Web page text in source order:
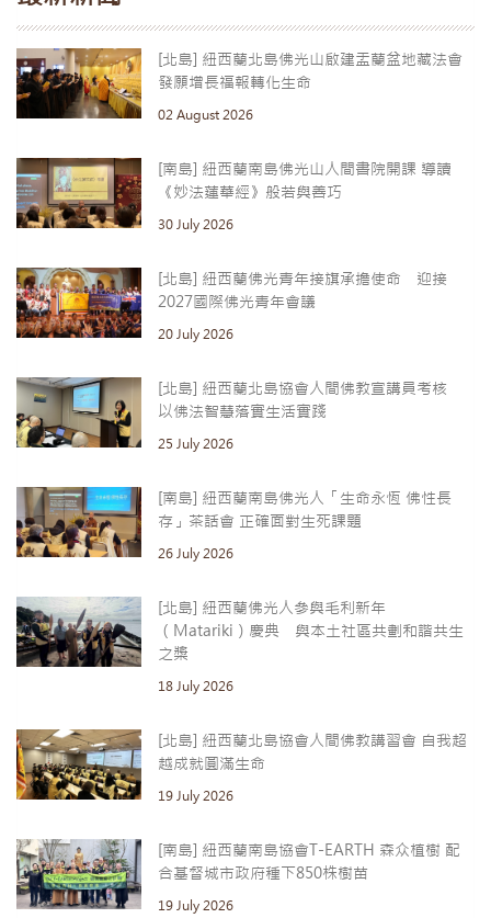
[北島] 紐西蘭北島佛光山啟建盂蘭盆地藏法會
發願增長福報轉化生命
02 August 2026
[南島] 紐西蘭南島佛光山人間書院開課 導讀
《妙法蓮華經》般若與善巧
30 July 2026
[北島] 紐西蘭佛光青年接旗承擔使命 迎接
2027國際佛光青年會議
20 July 2026
[北島] 紐西蘭北島協會人間佛教宣講員考核
以佛法智慧落實生活實踐
25 July 2026
[南島] 紐西蘭南島佛光人「生命永恆 佛性長
存」茶話會 正確面對生死課題
26 July 2026
[北島] 紐西蘭佛光人參與毛利新年
（Matariki）慶典 與本土社區共劃和諧共生
之槳
18 July 2026
[北島] 紐西蘭北島協會人間佛教講習會 自我超
越成就圓滿生命
19 July 2026
[南島] 紐西蘭南島協會T-EARTH 森众植樹 配
合基督城市政府種下850株樹苗
19 July 2026